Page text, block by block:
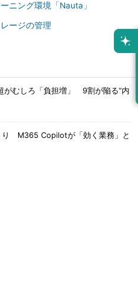
ニング環境「Nauta」
ージの管理
がむしろ「負担増」 9割が陥る“内
り M365 Copilotが「効く業務」と